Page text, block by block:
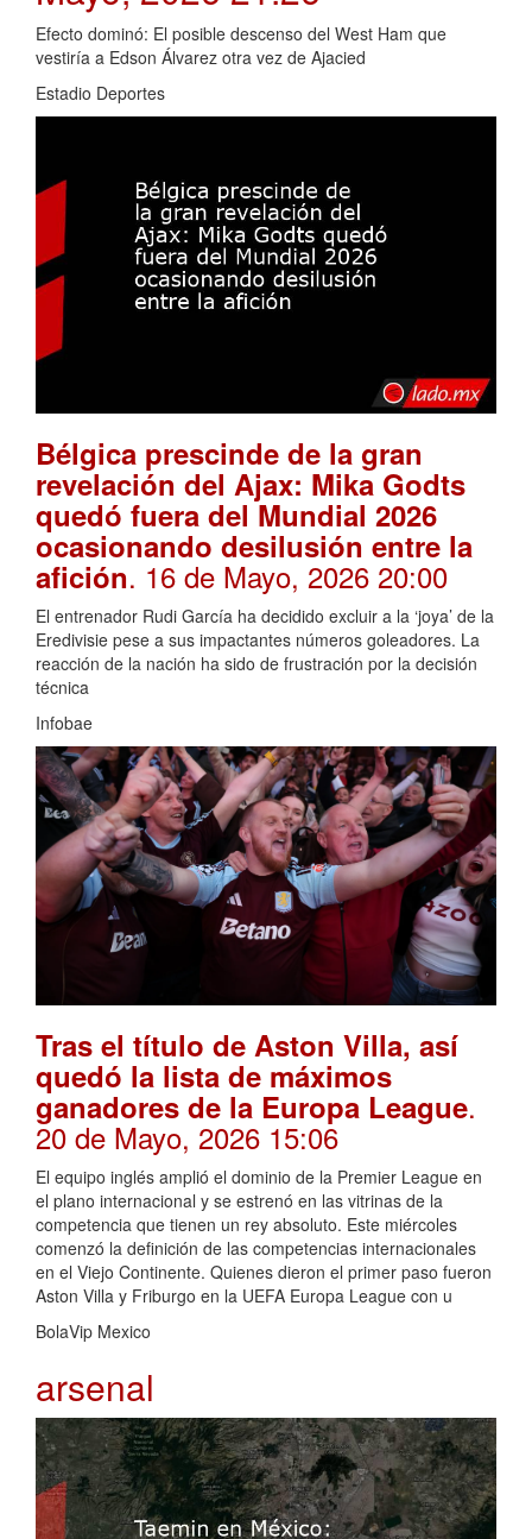
Efecto dominó: El posible descenso del West Ham que
vestiría a Edson Álvarez otra vez de Ajacied
Estadio Deportes
Bélgica prescinde de la gran
revelación del Ajax: Mika Godts
quedó fuera del Mundial 2026
ocasionando desilusión entre la
afición. 16 de Mayo, 2026 20:00
El entrenador Rudi García ha decidido excluir a la ‘joya’ de la
Eredivisie pese a sus impactantes números goleadores. La
reacción de la nación ha sido de frustración por la decisión
técnica
Infobae
Tras el título de Aston Villa, así
quedó la lista de máximos
ganadores de la Europa League.
20 de Mayo, 2026 15:06
El equipo inglés amplió el dominio de la Premier League en
el plano internacional y se estrenó en las vitrinas de la
competencia que tienen un rey absoluto. Este miércoles
comenzó la definición de las competencias internacionales
en el Viejo Continente. Quienes dieron el primer paso fueron
Aston Villa y Friburgo en la UEFA Europa League con u
BolaVip Mexico
arsenal